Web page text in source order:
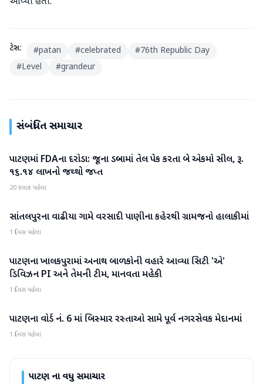
ટેગ્સ: #patan #celebrated #76th Republic Day
#Level #grandeur
સંબંધિત સમાચાર
પાટણ
પાટણમાં FDAના દરોડા: જૂના ડબ્બામાં તેલ પેક કરતા બે એકમો સીલ, રૂ.
૧૬.૧૪ લાખનો જથ્થો જપ્ત
20 કલાક પહેલા
પાટણ
સાંતલપુરના વાઢીયા ગામે વરસાદી પાણીના કહેરથી ગ્રામજનો હાલાકીમાં
1 દિવસ પહેલા
પાટણ
પાટણના ખાલકપુરામાં અનાથ બાળકોની વહારે આવ્યા સિટી 'એ'
ડિવિઝન PI અને તેમની ટીમ, માનવતા મહેકી
1 દિવસ પહેલા
પાટણ
પાટણના વોર્ડ નં. 6 માં બિસ્માર રસ્તાઓ સામે પૂર્વ નગરસેવક મેદાનમાં
1 દિવસ પહેલા
પાટણના વધુ સમાચાર